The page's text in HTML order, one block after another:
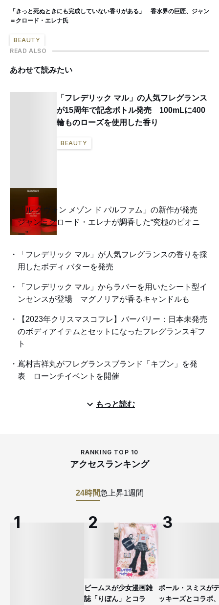
「きっと死ぬときにも完成していない香りがある」 香水界の巨匠、ジャン
＝クロード・エレナ氏
BEAUTY
READ ALSO
あわせて読みたい
「フレデリック マル」の人気フレグランス
が15周年で記念ボトル発売 100mLに400
輪ものローズを使用した香り
BEAUTY
「ル クヴォン メゾン ド パルファム」の新作が発売
ジャン＝クロード・エレナが調香した“究極のピオニ
ー”
「フレデリック マル」が人気フレグランスの香りを採
用したボディ バターを発売
「フレデリック マル」からラバーを用いたシート型イ
ンセンスが登場 マグノリアが香るキャンドルも
【2023年クリスマスコフレ】バーバリー：日本未発売
のボディアイテムとセットになったフレグランスギフ
ト
嶌村吉祥丸がフレグランスブランド「キブン」を発
表 ローンチイベントを開催
もっと読む
RANKING TOP 10
アクセスランキング
24時間急上昇1週間
ビームスが少女漫画雑
誌「りぼん」とコラ
ポール・スミスが
ッキーズとコラボ